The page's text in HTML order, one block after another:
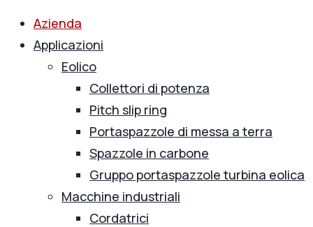
Azienda
Applicazioni
Eolico
Collettori di potenza
Pitch slip ring
Portaspazzole di messa a terra
Spazzole in carbone
Gruppo portaspazzole turbina eolica
Macchine industriali
Cordatrici